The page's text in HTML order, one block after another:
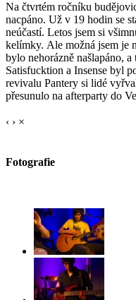
Na čtvrtém ročníku
nacpáno. Už v 19 hodin se
neúčastí. Letos jsem si
kelímky. Ale možná jsem je
bylo nehorázně našlapáno,
Satisfucktion a Insense byl
revivalu Pantery si lidé
přesunulo na afterparty do
‹ › ×
Fotografie